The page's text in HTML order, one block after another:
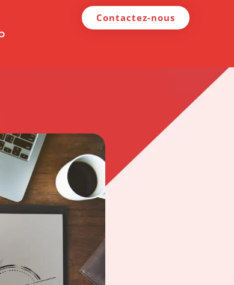
Contactez-nous